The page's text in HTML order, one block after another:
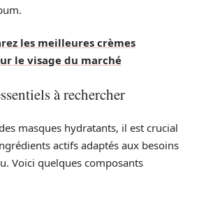
les meilleures crèmes
le visage du marché
à rechercher
masques hydratants, il est crucial
actifs adaptés aux besoins
Voici quelques composants